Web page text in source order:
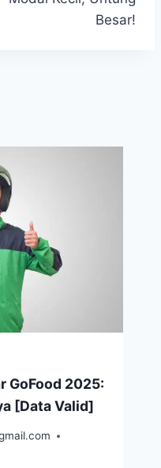
Besar!
GoFood 2025:
[Data Valid]